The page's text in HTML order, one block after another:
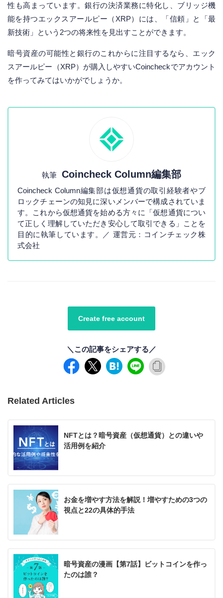
性も高まっています。銀行の決済業務に特化し、ブリッジ機
能を持つエックスアールピー（XRP）には、「信頼」と「最
新技術」という2つの将来性を見出すことができます。
暗号資産の可能性と銀行のこれからに注目するなら、エック
スアールピー（XRP）が購入しやすいCoincheckでアカウント
を作ってみてはいかがでしょうか。
執筆 Coincheck Column編集部
Coincheck Column編集部は仮想通貨の取引経験者やブ
ロックチェーンの知見に深いメンバーで構成されていま
す。これから仮想通貨を始める方々に「仮想通貨につい
て正しく理解していただき安心して取引できる」ことを
目的に執筆しています。／ 運営元：コインチェック株
式会社
Create free account
＼この記事をシェアする／
Related Articles
NFTとは？暗号資産（仮想通貨）との違いや
活用例を紹介
お金を増やす方法を解説！増やすための3つの
視点と22の具体的手法
暗号資産の漫画【第7話】ビットコインを作っ
たのは誰？